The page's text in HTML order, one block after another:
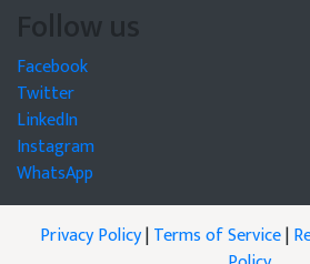
Follow us
Facebook
Twitter
LinkedIn
Instagram
WhatsApp
Privacy Policy|Terms of Service|